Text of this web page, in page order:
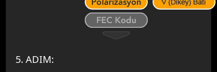
5. ADIM: